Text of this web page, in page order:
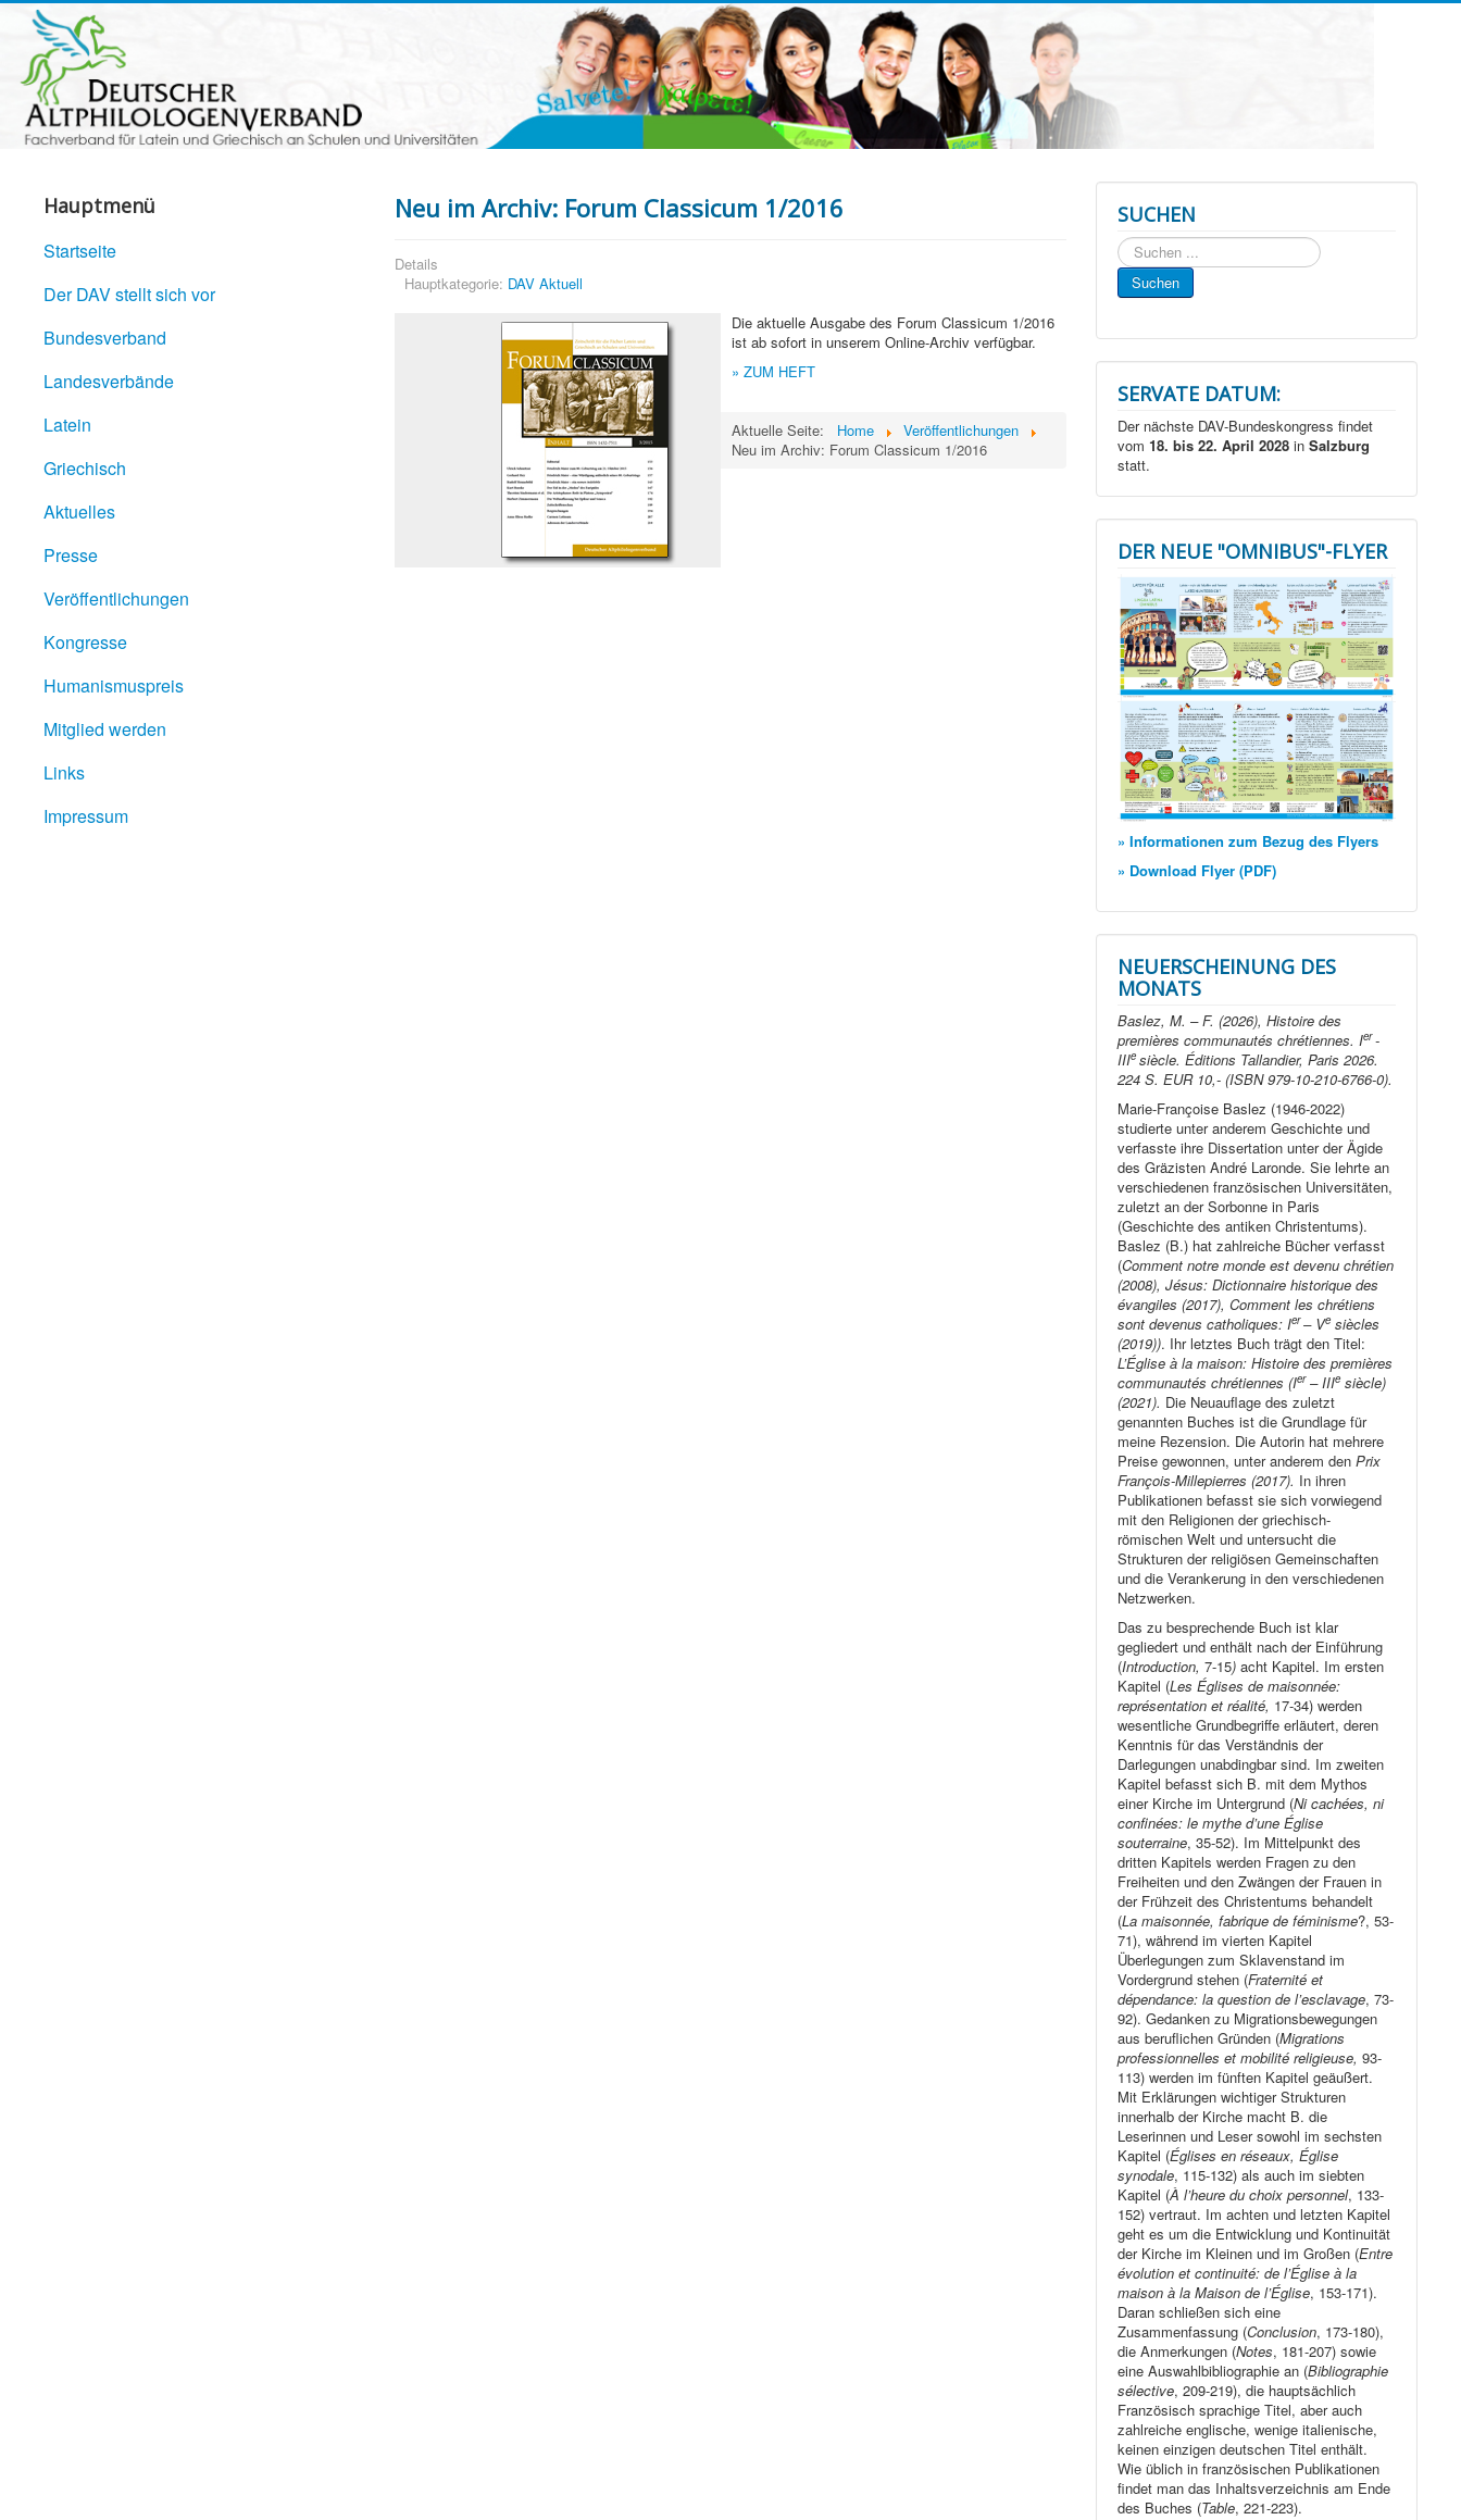
Hauptmenü
Startseite
Der DAV stellt sich vor
Bundesverband
Landesverbände
Latein
Griechisch
Aktuelles
Presse
Veröffentlichungen
Kongresse
Humanismuspreis
Mitglied werden
Links
Impressum
Neu im Archiv: Forum Classicum 1/2016
Details
Hauptkategorie: DAV Aktuell
Die aktuelle Ausgabedes Forum Classicum 1/2016
ist ab sofort in unserem Online-Archiv verfügbar.
» ZUM HEFT
Aktuelle Seite: Home
Veröffentlichungen
Neu im Archiv: Forum Classicum 1/2016
SUCHEN
Suchen
...
Suchen
SERVATE DATUM:
Der nächste DAV-Bundeskongress findet
vom18. bis 22. April 2028 inSalzburg
statt.
DER NEUE "OMNIBUS"-FLYER
» Informationen zum Bezug des Flyers
» Download Flyer (PDF)
NEUERSCHEINUNG DES
MONATS
Baslez, M. – F. (2026), Histoire des
premières communautés chrétiennes. Ier-
IIIe siècle. Éditions Tallandier, Paris 2026.
224 S. EUR 10,- (ISBN 979-10-210-6766-0).
Marie-Françoise Baslez (1946-2022)
studierte unter anderem Geschichte und
verfasste ihre Dissertation unter der Ägide
des Gräzisten André Laronde. Sie lehrte an
verschiedenen französischen Universitäten,
zuletzt an der Sorbonne in Paris
(Geschichte des antiken Christentums).
Baslez (B.) hat zahlreiche Bücher verfasst
(Comment notre monde est devenu chrétien
(2008), Jésus: Dictionnaire historique des
évangiles (2017), Comment les chrétiens
sont devenus catholiques: Ier– Ve siècles
(2019)). Ihr letztes Buch trägt den Titel:
L’Église à la maison: Histoire des premières
communautés chrétiennes (Ier– IIIe siècle)
(2021). Die Neuauflage des zuletzt
genannten Buches ist die Grundlage für
meine Rezension. Die Autorin hat mehrere
Preise gewonnen, unter anderem denPrix
François-Millepierres (2017). In ihren
Publikationen befasst sie sich vorwiegend
mit den Religionen der griechisch-
römischen Welt und untersucht die
Strukturen der religiösen Gemeinschaften
und die Verankerung in den verschiedenen
Netzwerken.
Das zu besprechende Buch ist klar
gegliedert und enthält nach der Einführung
(Introduction,7-15)acht Kapitel. Im ersten
Kapitel (Les Églises de maisonnée:
représentation et réalité, 17-34) werden
wesentliche Grundbegriffe erläutert, deren
Kenntnis für das Verständnis der
Darlegungen unabdingbar sind. Im zweiten
Kapitel befasst sich B. mit dem Mythos
einer Kirche im Untergrund (Ni cachées, ni
confinées: le mythe d’une Église
souterraine, 35-52). Im Mittelpunkt des
dritten Kapitels werden Fragen zu den
Freiheiten und den Zwängen der Frauen in
der Frühzeit des Christentums behandelt
(La maisonnée, fabrique de féminisme?, 53-
71), während im vierten Kapitel
Überlegungen zum Sklavenstand im
Vordergrund stehen (Fraternité et
dépendance: la question de l’esclavage, 73-
92). Gedanken zu Migrationsbewegungen
aus beruflichen Gründen (Migrations
professionnelles et mobilité religieuse,93-
113) werden im fünften Kapitel geäußert.
Mit Erklärungen wichtiger Strukturen
innerhalb der Kirche macht B. die
Leserinnen und Leser sowohl im sechsten
Kapitel (Églises en réseaux, Église
synodale, 115-132) als auch im siebten
Kapitel (À l’heure du choix personnel, 133-
152) vertraut. Im achten und letzten Kapitel
geht es um die Entwicklung und Kontinuität
der Kirche im Kleinen und im Großen (Entre
évolution et continuité: de l’Église à la
maison à la Maison de l’Église, 153-171).
Daran schließen sich eine
Zusammenfassung (Conclusion, 173-180),
die Anmerkungen (Notes, 181-207) sowie
eine Auswahlbibliographie an (Bibliographie
sélective, 209-219), die hauptsächlich
Französisch sprachige Titel, aber auch
zahlreiche englische, wenige italienische,
keinen einzigen deutschen Titel enthält.
Wie üblich in französischen Publikationen
findet man das Inhaltsverzeichnis am Ende
des Buches (Table, 221-223).